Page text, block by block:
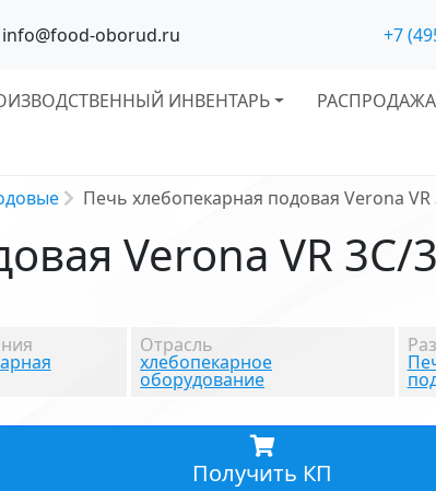
info@food-oborud.ru +7
ИНВЕНТАРЬ РАСПРОДАЖА
Печь хлебопекарная подовая Verona VR
Verona VR 3C/
Отрасль
хлебопекарное
оборудование
Получить КП